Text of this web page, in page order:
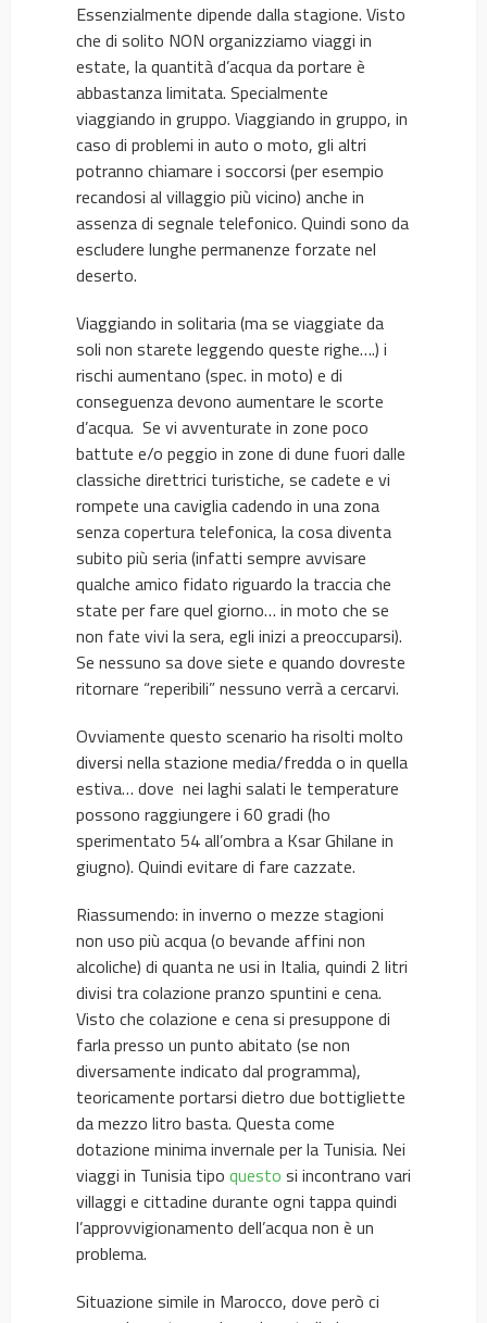
Essenzialmente dipende dalla stagione. Visto
che di solito NON organizziamo viaggi in
estate, la quantità d’acqua da portare è
abbastanza limitata. Specialmente
viaggiando in gruppo. Viaggiando in gruppo, in
caso di problemi in auto o moto, gli altri
potranno chiamare i soccorsi (per esempio
recandosi al villaggio più vicino) anche in
assenza di segnale telefonico. Quindi sono da
escludere lunghe permanenze forzate nel
deserto.
Viaggiando in solitaria (ma se viaggiate da
soli non starete leggendo queste righe….) i
rischi aumentano (spec. in moto) e di
conseguenza devono aumentare le scorte
d’acqua. Se vi avventurate in zone poco
battute e/o peggio in zone di dune fuori dalle
classiche direttrici turistiche, se cadete e vi
rompete una caviglia cadendo in una zona
senza copertura telefonica, la cosa diventa
subito più seria (infatti sempre avvisare
qualche amico fidato riguardo la traccia che
state per fare quel giorno… in moto che se
non fate vivi la sera, egli inizi a preoccuparsi).
Se nessuno sa dove siete e quando dovreste
ritornare “reperibili” nessuno verrà a cercarvi.
Ovviamente questo scenario ha risolti molto
diversi nella stazione media/fredda o in quella
estiva… dove nei laghi salati le temperature
possono raggiungere i 60 gradi (ho
sperimentato 54 all’ombra a Ksar Ghilane in
giugno). Quindi evitare di fare cazzate.
Riassumendo: in inverno o mezze stagioni
non uso più acqua (o bevande affini non
alcoliche) di quanta ne usi in Italia, quindi 2 litri
divisi tra colazione pranzo spuntini e cena.
Visto che colazione e cena si presuppone di
farla presso un punto abitato (se non
diversamente indicato dal programma),
teoricamente portarsi dietro due bottigliette
da mezzo litro basta. Questa come
dotazione minima invernale per la Tunisia. Nei
viaggi in Tunisia tipo questo si incontrano vari
villaggi e cittadine durante ogni tappa quindi
l’approvvigionamento dell’acqua non è un
problema.
Situazione simile in Marocco, dove però ci